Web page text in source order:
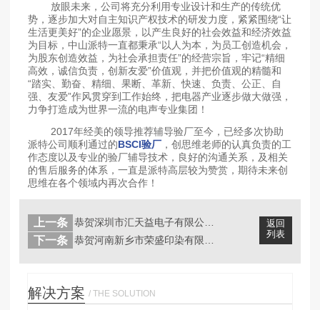
放眼未来，公司将充分利用专业设计和生产的传统优
势，逐步加大对自主知识产权技术的研发力度，紧紧围绕“让
生活更美好”的企业愿景，以产生良好的社会效益和经济效益
为目标，中山派特一直都秉承“以人为本，为员工创造机会，
为股东创造效益，为社会承担责任”的经营宗旨，牢记“精细
高效，诚信负责，创新友爱”价值观，并把价值观的精髓和
“踏实、勤奋、精细、果断、革新、快速、负责、公正、自
强、友爱”作风贯穿到工作始终，把电器产业逐步做大做强，
力争打造成为世界一流的电声专业集团！
2017年经美的领导推荐辅导验厂至今，已经多次协助
派特公司顺利通过的BSCI验厂 ，创思维老师的认真负责的工
作态度以及专业的验厂辅导技术，良好的沟通关系，及相关
的售后服务的体系，一直是派特高层较为赞赏，期待未来创
思维在各个领域内再次合作！
返回
列表
上一条
下一条
解决方案 / THE SOLUTION